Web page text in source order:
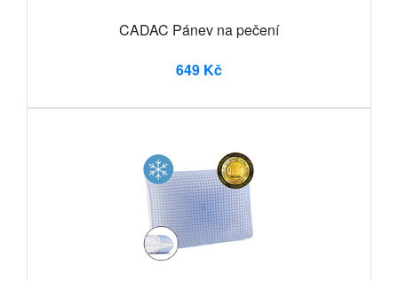
CADAC Pánev na pečení
649 Kč